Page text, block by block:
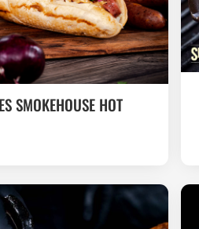
SMOKEHOUSE HOT